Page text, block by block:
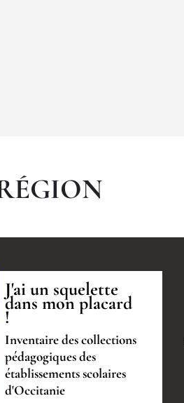
J'ai un squelette
dans mon placard
!
Inventaire des collections
pédagogiques des
établissements scolaires
d'Occitanie